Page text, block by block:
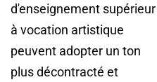
d'enseignement supérieur
à vocation artistique
peuvent adopter un ton
plus décontracté et